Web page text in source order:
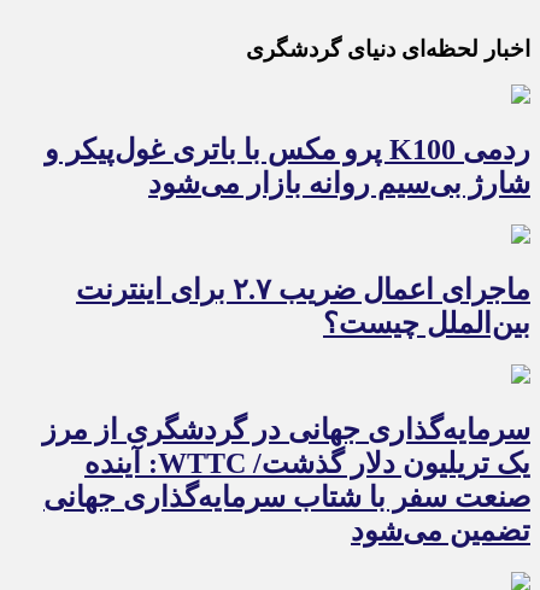
اخبار لحظه‌ای دنیای گردشگری
ردمی K100 پرو مکس با باتری غول‌پیکر و
شارژ بی‌سیم روانه بازار می‌شود
ماجرای اعمال ضریب ۲.۷ برای اینترنت
بین‌الملل چیست؟
سرمایه‌گذاری جهانی در گردشگری از مرز
یک تریلیون دلار گذشت/ WTTC: آینده
صنعت سفر با شتاب سرمایه‌گذاری جهانی
تضمین می‌شود